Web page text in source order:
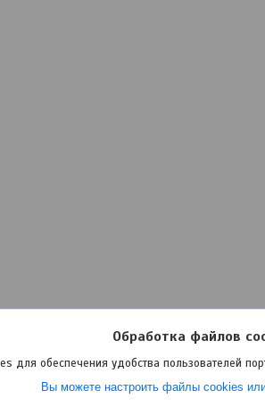
Обработка файлов
для обеспечения удобства пользователей
Вы можете настроить файлы cookies